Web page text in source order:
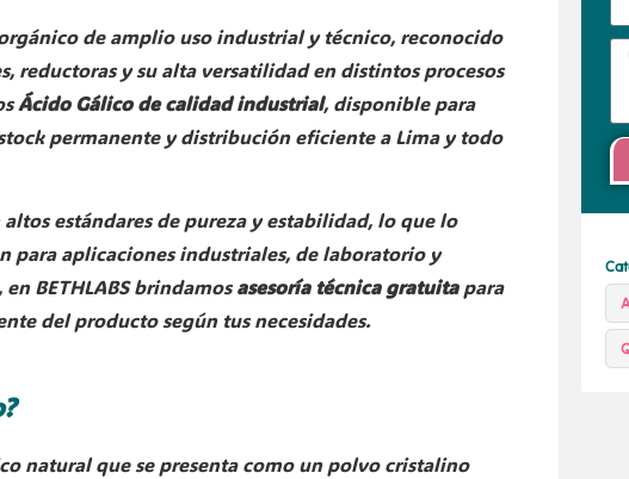
de amplio uso industrial y técnico, reconocido
reductoras y su alta versatilidad en distintos procesos
Ácido Gálico de calidad industrial, disponible para
permanente y distribución eficiente a Lima y todo
estándares de pureza y estabilidad, lo que lo
para aplicaciones industriales, de laboratorio y
BETHLABS brindamosasesoría técnica gratuitapara
del producto según tus necesidades.
natural que se presenta como un polvo cristalino